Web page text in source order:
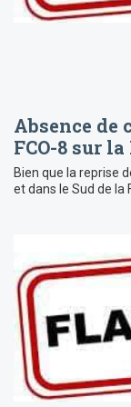
Absence de
FCO-8 sur
Bien que la reprise
et dans le Sud de la